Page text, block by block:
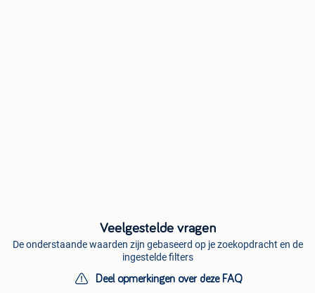
Veelgestelde vragen
De onderstaande waarden zijn gebaseerd op je zoekopdracht en de
ingestelde filters
Deel opmerkingen over deze FAQ